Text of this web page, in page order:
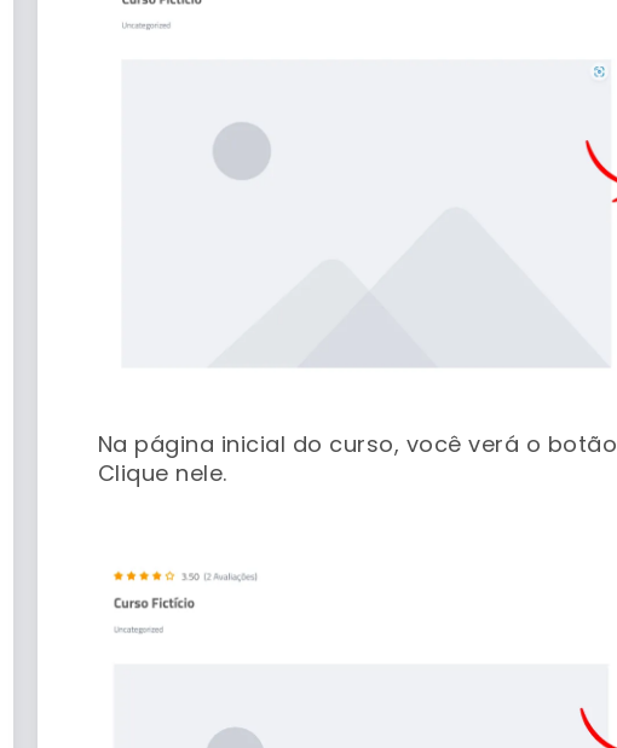
Na página inicial do curso, você verá o botão
Clique nele.